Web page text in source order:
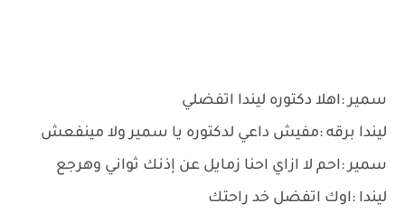
سمير :اهلا دكتوره ليندا اتفضلي
ليندا برقه :مفيش داعي لدكتوره يا سمير ولا مينفعش
سمير :احم لا ازاي احنا زمايل عن إذنك ثواني وهرجع
ليندا :اوك اتفضل خد راحتك